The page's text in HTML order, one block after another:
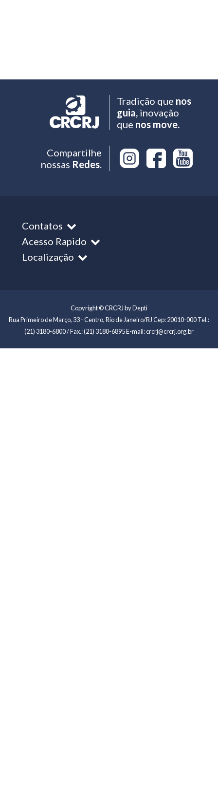
Tradição que nos
guia,inovação
que nos move.
Compartilhe
nossas Redes.
Contatos
Acesso Rapido
Localização
Copyright © CRCRJ by Depti
Rua Primeiro de Março, 33 - Centro, Rio de Janeiro/RJ Cep: 20010-000 Tel.:
(21) 3180-6800 / Fax.: (21) 3180-6895 E-mail: crcrj@crcrj.org.br